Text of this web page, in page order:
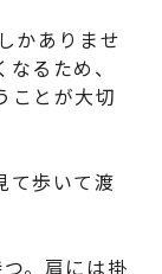
かありませ
るため、
ことが大切
て歩いて渡
。肩には掛